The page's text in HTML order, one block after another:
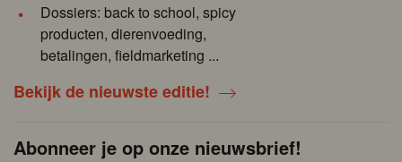
Dossiers: back to school, spicy
producten, dierenvoeding,
betalingen, fieldmarketing ...
Bekijk de nieuwste editie!
Abonneer je op onze nieuwsbrief!